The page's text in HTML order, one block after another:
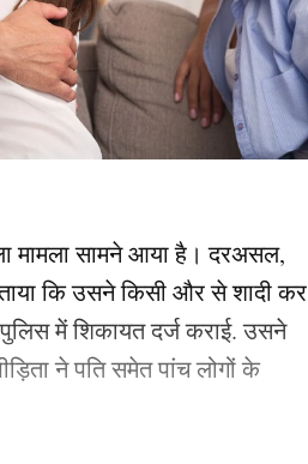
मामला सामने आया है। दरअसल,
कि उसने किसी और से शादी कर
में शिकायत दर्ज कराई. उसने
ने पति समेत पांच लोगों के